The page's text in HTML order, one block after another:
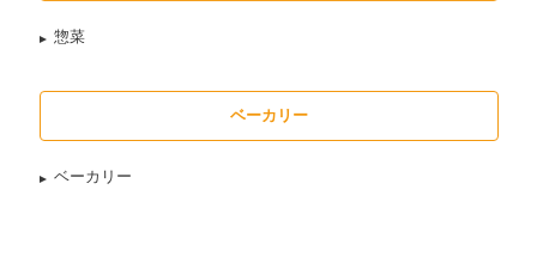
惣菜
ベーカリー
ベーカリー